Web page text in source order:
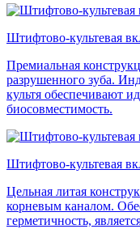
Штифтово-культевая
Премиальная
разрушенного зуба.
культя обеспечивают
биосовместимость.
Штифтово-культевая
Цельная литая
корневым каналом.
герметичность,